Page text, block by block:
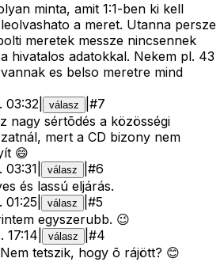
minta, amit 1:1-ben ki kell
a meret. Utanna persze
meretek messze nincsennek
hivatalos adatokkal. Nekem pl. 43
es belso meretre mind
. 03:32 válasz #7
nagy sértõdés a közösségi
mert a CD bizony nem
😄
. 03:31 válasz #6
és lassú eljárás.
. 01:25 válasz #5
egyszerubb. 😉
. 17:14 válasz #4
tetszik, hogy õ rájött? 😊